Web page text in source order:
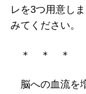
レを3つ用意し
みてください。
＊ ＊ ＊
脳への血流を